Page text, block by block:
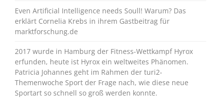
Even Artificial Intelligence needs Soull! Warum? Das
erklärt Cornelia Krebs in ihrem Gastbeitrag für
marktforschung.de
2017 wurde in Hamburg der Fitness-Wettkampf Hyrox
erfunden, heute ist Hyrox ein weltweites Phänomen.
Patricia Johannes geht im Rahmen der turi2-
Themenwoche Sport der Frage nach, wie diese neue
Sportart so schnell so groß werden konnte.